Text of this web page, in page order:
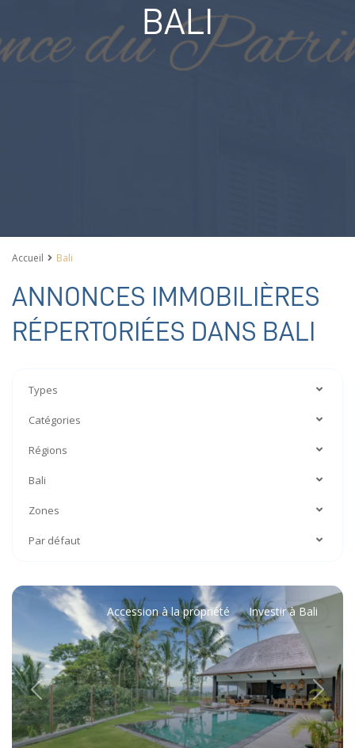
BALI
Accueil Bali
ANNONCES IMMOBILIÈRES
RÉPERTORIÉES DANS BALI
Types
Catégories
Régions
Bali
Zones
Par défaut
Previous Next
Accession à la propriété Investir à Bali